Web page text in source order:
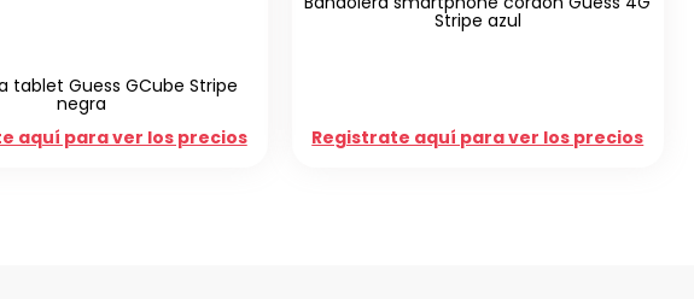
USB/C
los precios
Smartwatch IDUSD S01A Amoled 2.04"
Registrate aquí para ver los precios
Registrate